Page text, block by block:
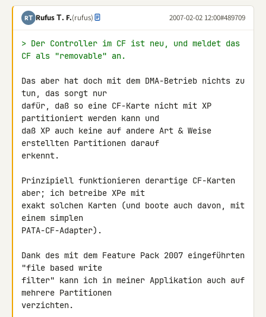
RΤ Rufus Τ. F.(rufus) 2007-02-02 12:00#489709
> Der Controller im CF ist neu, und meldet das
CF als "removable" an.
Das aber hat doch mit dem DMA-Betrieb nichts zu
tun, das sorgt nur
dafür, daß so eine CF-Karte nicht mit XP
partitioniert werden kann und
daß XP auch keine auf andere Art & Weise
erstellten Partitionen darauf
erkennt.
Prinzipiell funktionieren derartige CF-Karten
aber; ich betreibe XPe mit
exakt solchen Karten (und boote auch davon, mit
einem simplen
PATA-CF-Adapter).
Dank des mit dem Feature Pack 2007 eingeführten
"file based write
filter" kann ich in meiner Applikation auch auf
mehrere Partitionen
verzichten.